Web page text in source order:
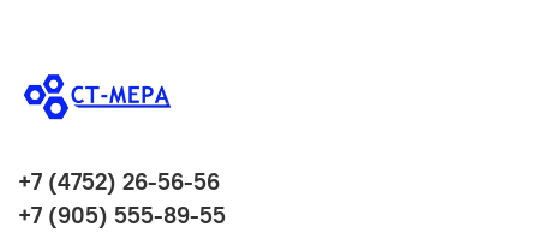
+7 (4752) 26-56-56
+7 (905) 555-89-55